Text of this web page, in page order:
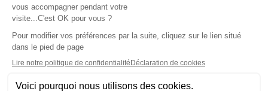
Téléchargez l'application
Les cookies
Gestion des cookies